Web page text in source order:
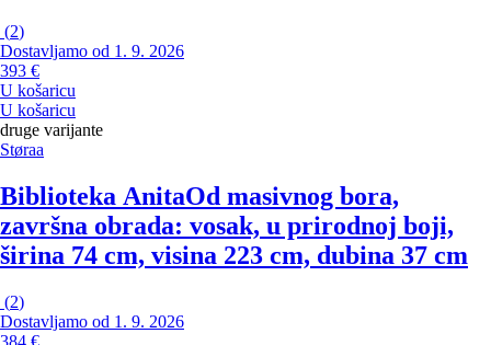
(2)
Dostavljamo od 1. 9. 2026
393 €
U košaricu
U košaricu
druge varijante
Støraa
Biblioteka AnitaOd masivnog bora,
završna obrada: vosak, u prirodnoj boji,
širina 74 cm, visina 223 cm, dubina 37 cm
(2)
Dostavljamo od 1. 9. 2026
384 €